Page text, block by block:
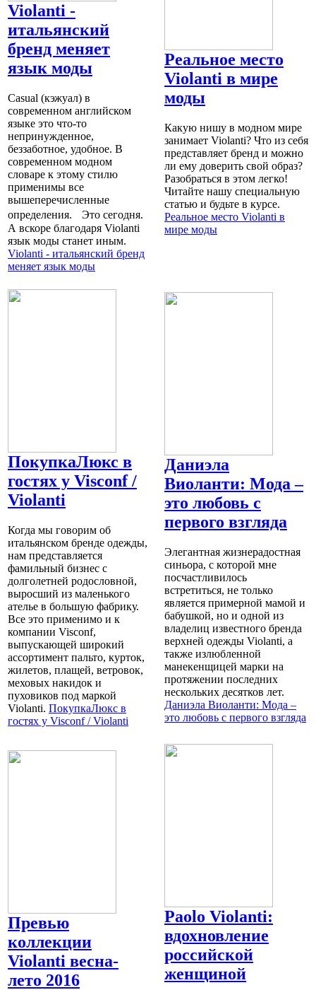
Violanti -
итальянский
бренд меняет
язык моды
Casual (кэжуал) в
современном английском
языке это что-то
непринужденное,
беззаботное, удобное. В
современном модном
словаре к этому стилю
применимы все
вышеперечисленные
определения. Это сегодня.
А вскоре благодаря Violanti
язык моды станет иным.
Violanti - итальянский бренд
меняет язык моды
Реальное место
Violanti в мире
моды
Какую нишу в модном мире
занимает Violanti? Что из себя
представляет бренд и можно
ли ему доверить свой образ?
Разобраться в этом легко!
Читайте нашу специальную
статью и будьте в курсе.
Реальное место Violanti в
мире моды
ПокупкаЛюкс в
гостях у Visconf /
Violanti
Когда мы говорим об
итальянском бренде одежды,
нам представляется
фамильный бизнес с
долголетней родословной,
выросший из маленького
ателье в большую фабрику.
Все это применимо и к
компании Visconf,
выпускающей широкий
ассортимент пальто, курток,
жилетов, плащей, ветровок,
меховых накидок и
пуховиков под маркой
Violanti. ПокупкаЛюкс в
гостях у Visconf / Violanti
Даниэла
Виоланти: Мода –
это любовь с
первого взгляда
Элегантная жизнерадостная
синьора, с которой мне
посчастливилось
встретиться, не только
является примерной мамой и
бабушкой, но и одной из
владелиц известного бренда
верхней одежды Violanti, а
также излюбленной
манекенщицей марки на
протяжении последних
нескольких десятков лет.
Даниэла Виоланти: Мода –
это любовь с первого взгляда
Превью
коллекции
Violanti весна-
лето 2016
Paolo Violanti:
вдохновление
российской
женщиной